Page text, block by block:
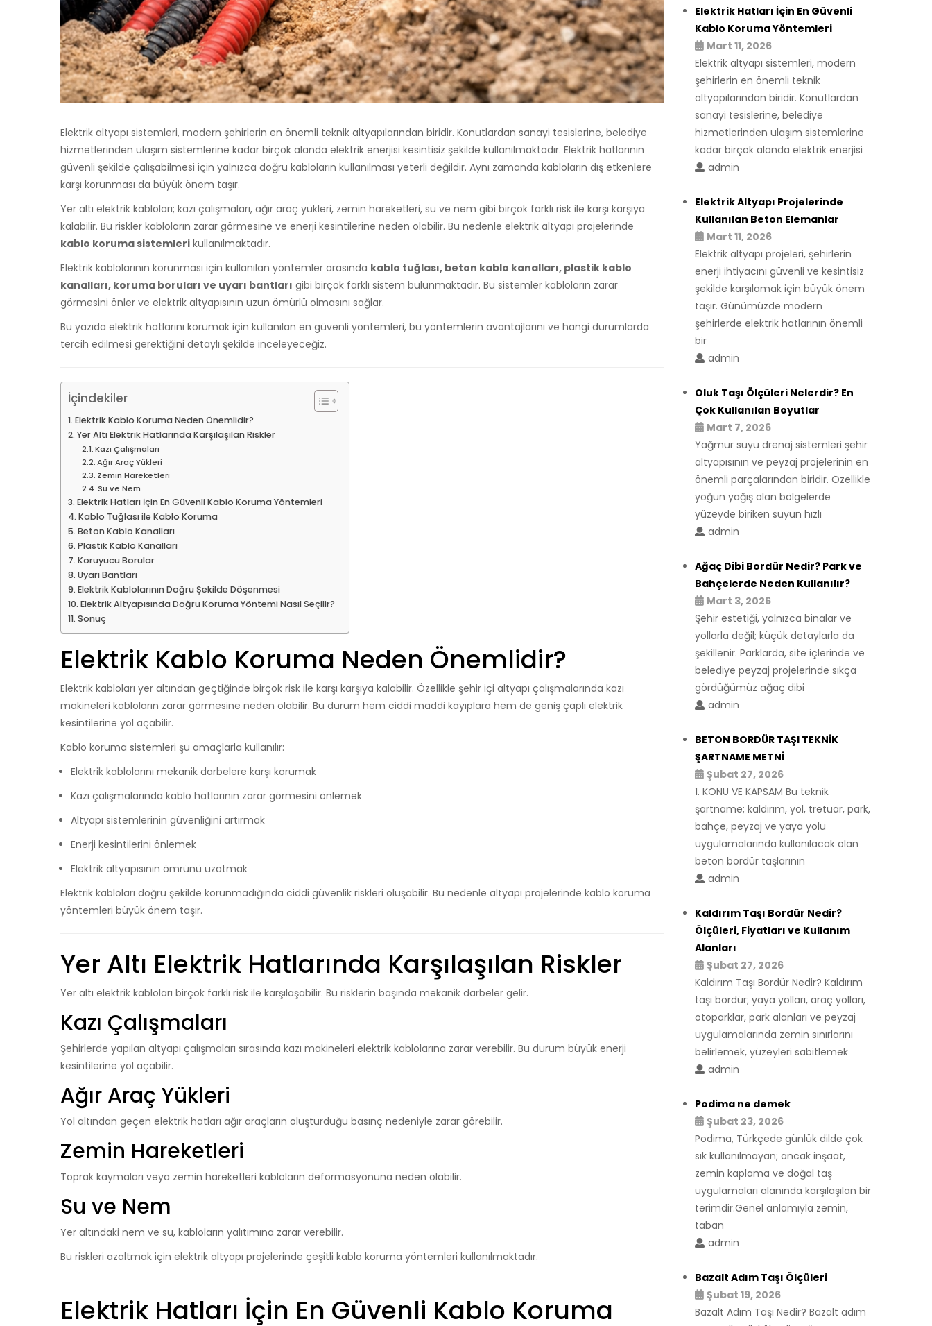
Elektrik altyapı sistemleri, modern şehirlerin en önemli teknik altyapılarından biridir. Konutlardan sanayi tesislerine, belediye
hizmetlerinden ulaşım sistemlerine kadar birçok alanda elektrik enerjisi kesintisiz şekilde kullanılmaktadır. Elektrik hatlarının
güvenli şekilde çalışabilmesi için yalnızca doğru kabloların kullanılması yeterli değildir. Aynı zamanda kabloların dış etkenlere
karşı korunması da büyük önem taşır.
Yer altı elektrik kabloları; kazı çalışmaları, ağır araç yükleri, zemin hareketleri, su ve nem gibi birçok farklı risk ile karşı karşıya
kalabilir. Bu riskler kabloların zarar görmesine ve enerji kesintilerine neden olabilir. Bu nedenle elektrik altyapı projelerinde
kablo koruma sistemleri kullanılmaktadır.
Elektrik kablolarının korunması için kullanılan yöntemler arasında kablo tuğlası, beton kablo kanalları, plastik kablo
kanalları, koruma boruları ve uyarı bantları gibi birçok farklı sistem bulunmaktadır. Bu sistemler kabloların zarar
görmesini önler ve elektrik altyapısının uzun ömürlü olmasını sağlar.
Bu yazıda elektrik hatlarını korumak için kullanılan en güvenli yöntemleri, bu yöntemlerin avantajlarını ve hangi durumlarda
tercih edilmesi gerektiğini detaylı şekilde inceleyeceğiz.
İçindekiler
Elektrik Kablo Koruma Neden Önemlidir?
Yer Altı Elektrik Hatlarında Karşılaşılan Riskler
Kazı Çalışmaları
Ağır Araç Yükleri
Zemin Hareketleri
Su ve Nem
Elektrik Hatları İçin En Güvenli Kablo Koruma Yöntemleri
Kablo Tuğlası ile Kablo Koruma
Beton Kablo Kanalları
Plastik Kablo Kanalları
Koruyucu Borular
Uyarı Bantları
Elektrik Kablolarının Doğru Şekilde Döşenmesi
Elektrik Altyapısında Doğru Koruma Yöntemi Nasıl Seçilir?
Sonuç
Elektrik Kablo Koruma Neden Önemlidir?
Elektrik kabloları yer altından geçtiğinde birçok risk ile karşı karşıya kalabilir. Özellikle şehir içi altyapı çalışmalarında kazı
makineleri kabloların zarar görmesine neden olabilir. Bu durum hem ciddi maddi kayıplara hem de geniş çaplı elektrik
kesintilerine yol açabilir.
Kablo koruma sistemleri şu amaçlarla kullanılır:
Elektrik kablolarını mekanik darbelere karşı korumak
Kazı çalışmalarında kablo hatlarının zarar görmesini önlemek
Altyapı sistemlerinin güvenliğini artırmak
Enerji kesintilerini önlemek
Elektrik altyapısının ömrünü uzatmak
Elektrik kabloları doğru şekilde korunmadığında ciddi güvenlik riskleri oluşabilir. Bu nedenle altyapı projelerinde kablo koruma
yöntemleri büyük önem taşır.
Yer Altı Elektrik Hatlarında Karşılaşılan Riskler
Yer altı elektrik kabloları birçok farklı risk ile karşılaşabilir. Bu risklerin başında mekanik darbeler gelir.
Kazı Çalışmaları
Şehirlerde yapılan altyapı çalışmaları sırasında kazı makineleri elektrik kablolarına zarar verebilir. Bu durum büyük enerji
kesintilerine yol açabilir.
Ağır Araç Yükleri
Yol altından geçen elektrik hatları ağır araçların oluşturduğu basınç nedeniyle zarar görebilir.
Zemin Hareketleri
Toprak kaymaları veya zemin hareketleri kabloların deformasyonuna neden olabilir.
Su ve Nem
Yer altındaki nem ve su, kabloların yalıtımına zarar verebilir.
Bu riskleri azaltmak için elektrik altyapı projelerinde çeşitli kablo koruma yöntemleri kullanılmaktadır.
Elektrik Hatları İçin En Güvenli Kablo Koruma
Elektrik Hatları İçin En Güvenli
Kablo Koruma Yöntemleri
Mart 11, 2026
Elektrik altyapı sistemleri, modern
şehirlerin en önemli teknik
altyapılarından biridir. Konutlardan
sanayi tesislerine, belediye
hizmetlerinden ulaşım sistemlerine
kadar birçok alanda elektrik enerjisi
admin
Elektrik Altyapı Projelerinde
Kullanılan Beton Elemanlar
Mart 11, 2026
Elektrik altyapı projeleri, şehirlerin
enerji ihtiyacını güvenli ve kesintisiz
şekilde karşılamak için büyük önem
taşır. Günümüzde modern
şehirlerde elektrik hatlarının önemli
bir
admin
Oluk Taşı Ölçüleri Nelerdir? En
Çok Kullanılan Boyutlar
Mart 7, 2026
Yağmur suyu drenaj sistemleri şehir
altyapısının ve peyzaj projelerinin en
önemli parçalarından biridir. Özellikle
yoğun yağış alan bölgelerde
yüzeyde biriken suyun hızlı
admin
Ağaç Dibi Bordür Nedir? Park ve
Bahçelerde Neden Kullanılır?
Mart 3, 2026
Şehir estetiği, yalnızca binalar ve
yollarla değil; küçük detaylarla da
şekillenir. Parklarda, site içlerinde ve
belediye peyzaj projelerinde sıkça
gördüğümüz ağaç dibi
admin
BETON BORDÜR TAŞI TEKNİK
ŞARTNAME METNİ
Şubat 27, 2026
1. KONU VE KAPSAM Bu teknik
şartname; kaldırım, yol, tretuar, park,
bahçe, peyzaj ve yaya yolu
uygulamalarında kullanılacak olan
beton bordür taşlarının
admin
Kaldırım Taşı Bordür Nedir?
Ölçüleri, Fiyatları ve Kullanım
Alanları
Şubat 27, 2026
Kaldırım Taşı Bordür Nedir? Kaldırım
taşı bordür; yaya yolları, araç yolları,
otoparklar, park alanları ve peyzaj
uygulamalarında zemin sınırlarını
belirlemek, yüzeyleri sabitlemek
admin
Podima ne demek
Şubat 23, 2026
Podima, Türkçede günlük dilde çok
sık kullanılmayan; ancak inşaat,
zemin kaplama ve doğal taş
uygulamaları alanında karşılaşılan bir
terimdir.Genel anlamıyla zemin,
taban
admin
Bazalt Adım Taşı Ölçüleri
Şubat 19, 2026
Bazalt Adım Taşı Nedir? Bazalt adım